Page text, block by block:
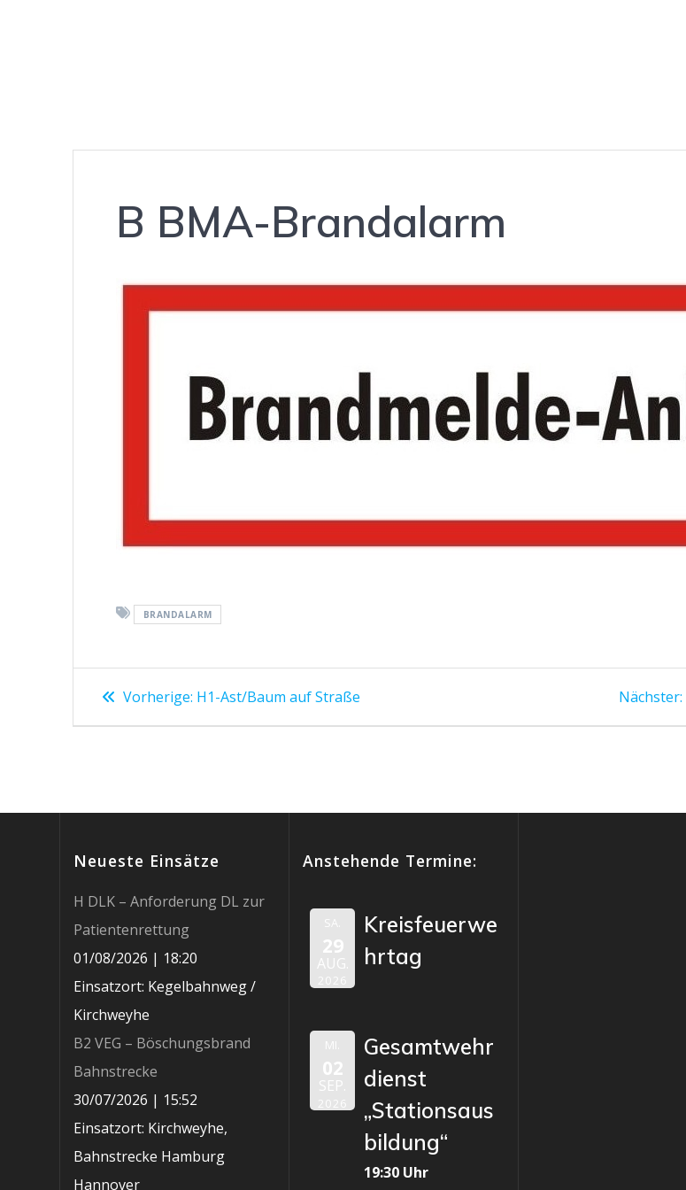
B BMA-Brandalarm
BRANDALARM
Beitragsnavigation
Vorherige: Vorheriger
H1-Ast/Baum auf Straße Nächster:
Neueste Einsätze
H DLK – Anforderung DL zur
Patientenrettung
01/08/2026 | 18:20
Einsatzort: Kegelbahnweg /
Kirchweyhe
B2 VEG – Böschungsbrand
Bahnstrecke
30/07/2026 | 15:52
Einsatzort: Kirchweyhe,
Bahnstrecke Hamburg
Hannover
Anstehende Termine:
SA.
29
AUG.
2026
Kreisfeuerwe
hrtag
MI.
02
SEP.
2026
Gesamtwehr
dienst
„Stationsaus
bildung“
19:30 Uhr